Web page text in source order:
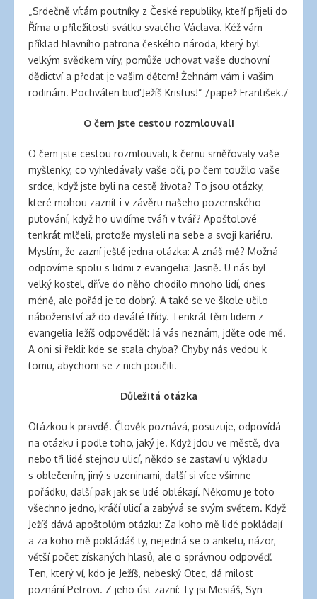
„Srdečně vítám poutníky z České republiky, kteří přijeli do
Říma u příležitosti svátku svatého Václava. Kéž vám
příklad hlavního patrona českého národa, který byl
velkým svědkem víry, pomůže uchovat vaše duchovní
dědictví a předat je vašim dětem! Žehnám vám i vašim
rodinám. Pochválen buď Ježíš Kristus!“ /papež František./
O čem jste cestou rozmlouvali
O čem jste cestou rozmlouvali, k čemu směřovaly vaše
myšlenky, co vyhledávaly vaše oči, po čem toužilo vaše
srdce, když jste byli na cestě života? To jsou otázky,
které mohou zaznít i v závěru našeho pozemského
putování, když ho uvidíme tváři v tvář? Apoštolové
tenkrát mlčeli, protože mysleli na sebe a svoji kariéru.
Myslím, že zazní ještě jedna otázka: A znáš mě? Možná
odpovíme spolu s lidmi z evangelia: Jasně. U nás byl
velký kostel, dříve do něho chodilo mnoho lidí, dnes
méně, ale pořád je to dobrý. A také se ve škole učilo
náboženství až do deváté třídy. Tenkrát těm lidem z
evangelia Ježíš odpověděl: Já vás neznám, jděte ode mě.
A oni si řekli: kde se stala chyba? Chyby nás vedou k
tomu, abychom se z nich poučili.
Důležitá otázka
Otázkou k pravdě. Člověk poznává, posuzuje, odpovídá
na otázku i podle toho, jaký je. Když jdou ve městě, dva
nebo tři lidé stejnou ulicí, někdo se zastaví u výkladu
s oblečením, jiný s uzeninami, další si více všimne
pořádku, další pak jak se lidé oblékají. Někomu je toto
všechno jedno, kráčí ulicí a zabývá se svým světem. Když
Ježíš dává apoštolům otázku: Za koho mě lidé pokládají
a za koho mě pokládáš ty, nejedná se o anketu, názor,
větší počet získaných hlasů, ale o správnou odpověď.
Ten, který ví, kdo je Ježíš, nebeský Otec, dá milost
poznání Petrovi. Z jeho úst zazní: Ty jsi Mesiáš, Syn